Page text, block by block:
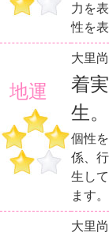
力を
性を表
地運
大里
着
生。
個性
係、
生し
ます。
大里